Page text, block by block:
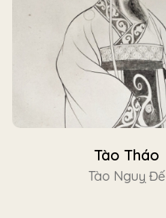
Tào Tháo
Tào Nguỵ Đế